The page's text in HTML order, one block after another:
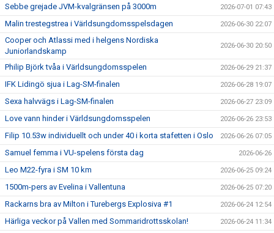
Sebbe grejade JVM-kvalgränsen på 3000m 2026-07-01 07:43
Malin trestegstrea i Världsungdomsspelsdagen 2026-06-30 22:07
Cooper och Atlassi med i helgens Nordiska
Juniorlandskamp
2026-06-30 20:50
Philip Björk tvåa i Världsungdomsspelen 2026-06-29 21:37
IFK Lidingö sjua i Lag-SM-finalen 2026-06-28 19:07
Sexa halvvägs i Lag-SM-finalen 2026-06-27 23:09
Love vann hinder i Världsungdomsspelen 2026-06-26 23:53
Filip 10.53w individuellt och under 40 i korta stafetten i Oslo 2026-06-26 07:05
Samuel femma i VU-spelens första dag 2026-06-26
Leo M22-fyra i SM 10 km 2026-06-25 09:24
1500m-pers av Evelina i Vallentuna 2026-06-25 07:20
Rackarns bra av Milton i Turebergs Explosiva #1 2026-06-24 12:54
Härliga veckor på Vallen med Sommaridrottsskolan! 2026-06-24 11:34